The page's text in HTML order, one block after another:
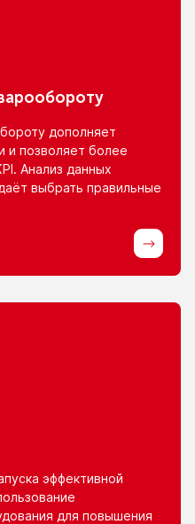
дополняет
и позволяет более
Анализ данных
выбрать правильные
эффективной
для повышения